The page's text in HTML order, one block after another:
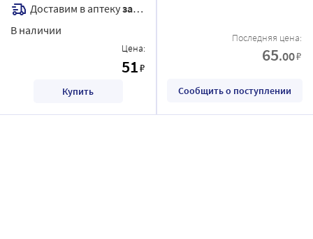
Доставим в аптекузавтра
В наличии
Цена:
51₽
Купить
Последняя цена:
65.00₽
Сообщить о поступлении